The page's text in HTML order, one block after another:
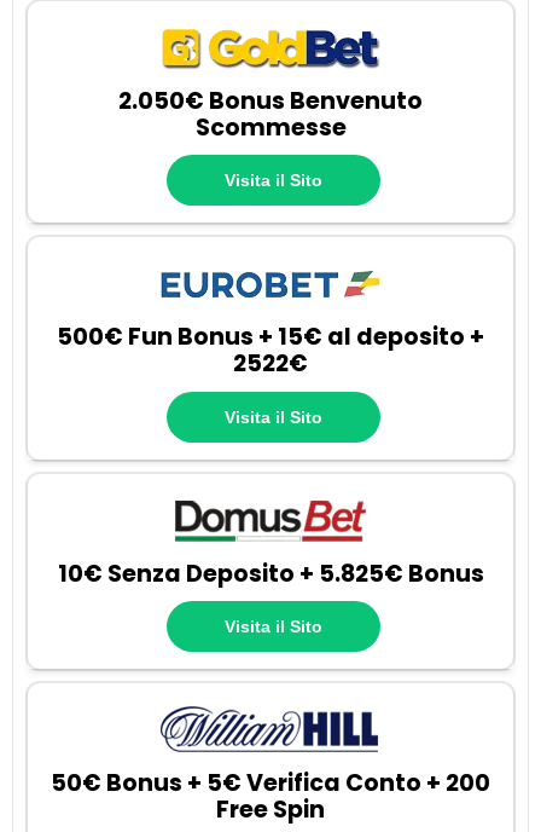
2.050€ Bonus Benvenuto
Scommesse
Visita il Sito
500€ Fun Bonus + 15€ al deposito +
2522€
Visita il Sito
10€ Senza Deposito + 5.825€ Bonus
Visita il Sito
50€ Bonus + 5€ Verifica Conto + 200
Free Spin